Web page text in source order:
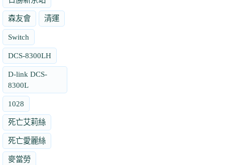
森友會 清運
Switch
DCS-8300LH
D-link DCS-
8300L
1028
死亡艾莉絲
死亡愛麗絲
麥當勞